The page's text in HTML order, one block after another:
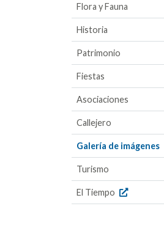
Flora y Fauna
Historia
Patrimonio
Fiestas
Asociaciones
Callejero
Galería de imágenes
Turismo
El Tiempo